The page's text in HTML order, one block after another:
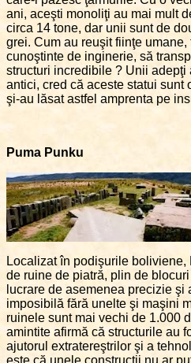
ani, aceşti monoliţi au mai mult
circa 14 tone, dar unii sunt de
grei. Cum au reuşit fiinţe
cunoştinte de inginerie, să
structuri incredibile ? Unii adepţi
antici, cred că aceste statui sunt
şi-au lăsat astfel amprenta pe
Puma Punku
Localizat în podişurile
de ruine de piatră, plin de
lucrare de asemenea precizie şi
imposibilă fără unelte şi maşini
ruinele sunt mai vechi de 1.000
amintite afirmă că structurile au
ajutorul extratereştrilor şi a